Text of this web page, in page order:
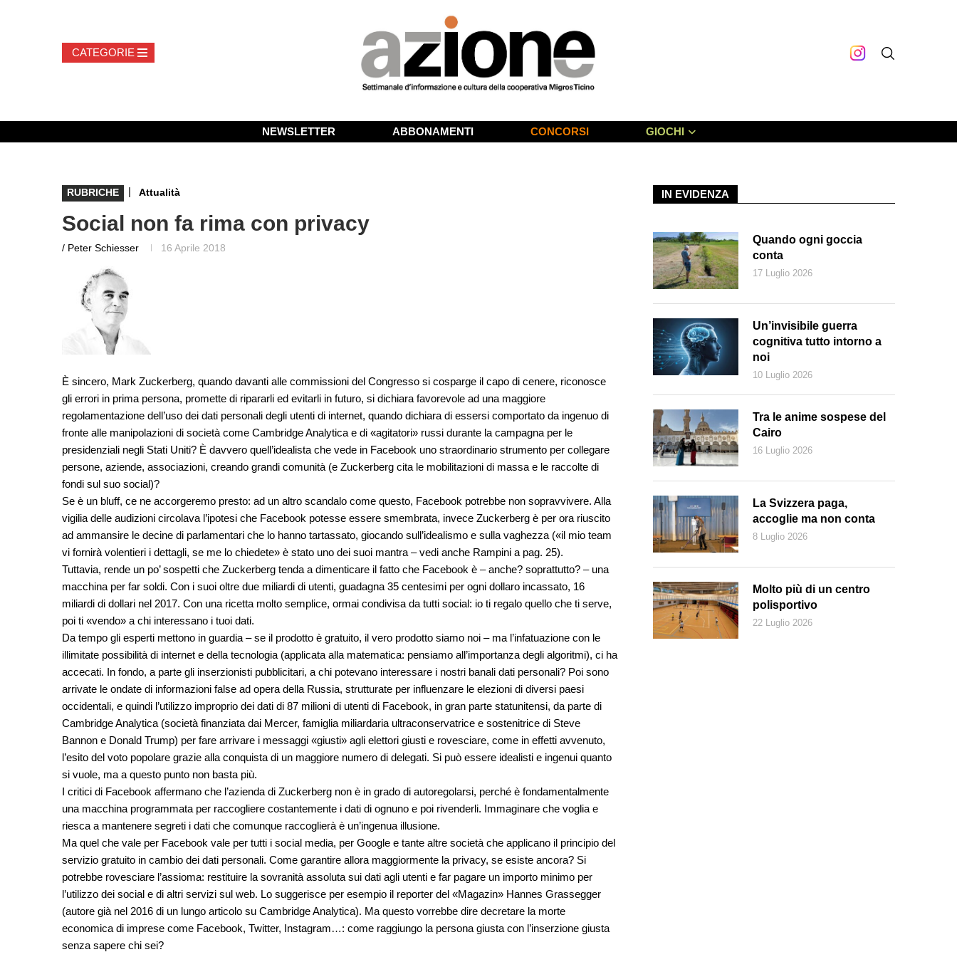
NEWSLETTER ABBONAMENTI CONCORSI GIOCHI
RUBRICHE | Attualità
Social non fa rima con privacy
/ Peter Schiesser 16 Aprile 2018
È sincero, Mark Zuckerberg, quando davanti alle commissioni del Congresso si cosparge il capo di cenere, riconosce
gli errori in prima persona, promette di ripararli ed evitarli in futuro, si dichiara favorevole ad una maggiore
regolamentazione dell’uso dei dati personali degli utenti di internet, quando dichiara di essersi comportato da ingenuo di
fronte alle manipolazioni di società come Cambridge Analytica e di «agitatori» russi durante la campagna per le
presidenziali negli Stati Uniti? È davvero quell’idealista che vede in Facebook uno straordinario strumento per collegare
persone, aziende, associazioni, creando grandi comunità (e Zuckerberg cita le mobilitazioni di massa e le raccolte di
fondi sul suo social)?
Se è un bluff, ce ne accorgeremo presto: ad un altro scandalo come questo, Facebook potrebbe non sopravvivere. Alla
vigilia delle audizioni circolava l’ipotesi che Facebook potesse essere smembrata, invece Zuckerberg è per ora riuscito
ad ammansire le decine di parlamentari che lo hanno tartassato, giocando sull’idealismo e sulla vaghezza («il mio team
vi fornirà volentieri i dettagli, se me lo chiedete» è stato uno dei suoi mantra – vedi anche Rampini a pag. 25).
Tuttavia, rende un po’ sospetti che Zuckerberg tenda a dimenticare il fatto che Facebook è – anche? soprattutto? – una
macchina per far soldi. Con i suoi oltre due miliardi di utenti, guadagna 35 centesimi per ogni dollaro incassato, 16
miliardi di dollari nel 2017. Con una ricetta molto semplice, ormai condivisa da tutti social: io ti regalo quello che ti serve,
poi ti «vendo» a chi interessano i tuoi dati.
Da tempo gli esperti mettono in guardia – se il prodotto è gratuito, il vero prodotto siamo noi – ma l’infatuazione con le
illimitate possibilità di internet e della tecnologia (applicata alla matematica: pensiamo all’importanza degli algoritmi), ci ha
accecati. In fondo, a parte gli inserzionisti pubblicitari, a chi potevano interessare i nostri banali dati personali? Poi sono
arrivate le ondate di informazioni false ad opera della Russia, strutturate per influenzare le elezioni di diversi paesi
occidentali, e quindi l’utilizzo improprio dei dati di 87 milioni di utenti di Facebook, in gran parte statunitensi, da parte di
Cambridge Analytica (società finanziata dai Mercer, famiglia miliardaria ultraconservatrice e sostenitrice di Steve
Bannon e Donald Trump) per fare arrivare i messaggi «giusti» agli elettori giusti e rovesciare, come in effetti avvenuto,
l’esito del voto popolare grazie alla conquista di un maggiore numero di delegati. Si può essere idealisti e ingenui quanto
si vuole, ma a questo punto non basta più.
I critici di Facebook affermano che l’azienda di Zuckerberg non è in grado di autoregolarsi, perché è fondamentalmente
una macchina programmata per raccogliere costantemente i dati di ognuno e poi rivenderli. Immaginare che voglia e
riesca a mantenere segreti i dati che comunque raccoglierà è un’ingenua illusione.
Ma quel che vale per Facebook vale per tutti i social media, per Google e tante altre società che applicano il principio del
servizio gratuito in cambio dei dati personali. Come garantire allora maggiormente la privacy, se esiste ancora? Si
potrebbe rovesciare l’assioma: restituire la sovranità assoluta sui dati agli utenti e far pagare un importo minimo per
l’utilizzo dei social e di altri servizi sul web. Lo suggerisce per esempio il reporter del «Magazin» Hannes Grassegger
(autore già nel 2016 di un lungo articolo su Cambridge Analytica). Ma questo vorrebbe dire decretare la morte
economica di imprese come Facebook, Twitter, Instagram…: come raggiungo la persona giusta con l’inserzione giusta
senza sapere chi sei?
IN EVIDENZA
Quando ogni goccia
conta
17 Luglio 2026
Un’invisibile guerra
cognitiva tutto intorno a
noi
10 Luglio 2026
Tra le anime sospese del
Cairo
16 Luglio 2026
La Svizzera paga,
accoglie ma non conta
8 Luglio 2026
Molto più di un centro
polisportivo
22 Luglio 2026